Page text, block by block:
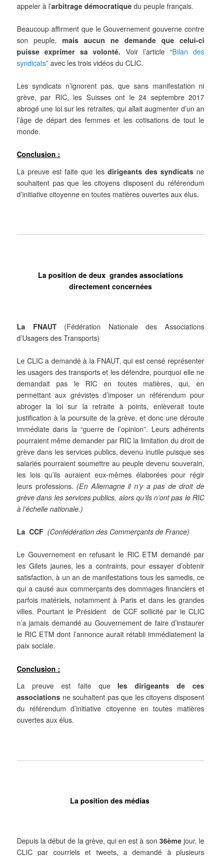
appeler à l’arbitrage démocratiquedu peuple français.
Beaucoup affirment que le Gouvernement gouverne contre
son peuple,mais aucun ne demande que celui-ci
puisse exprimer sa volonté. Voir l’article “Bilan des
syndicats” avec les trois vidéos du CLIC.
Les syndicats n’ignorent pas, que sans manifestation ni
grève, par RIC, les Suisses ont le 24 septembre 2017
abrogé une loi sur les retraites, qui allait augmenter d’un an
l’âge de départ des femmes et les cotisations de tout le
monde.
Conclusion :
La preuve est faite que les dirigeantsdes syndicatsne
souhaitent pas que les citoyens disposent du référendum
d’initiative citoyenne en toutes matières ouvertes aux élus.
La position de deux grandes associations
directement concernées
La FNAUT (Fédération Nationale des Associations
d’Usagers des Transports)
Le CLIC a demandé à la FNAUT, qui est censé représenter
les usagers des transports et les défendre, pourquoi elle ne
demandait pas le RIC en toutes matières, qui, en
permettant aux grévistes d’imposer un référendum pour
abroger la loi sur la retraite à points, enlèverait toute
justification à la poursuite de la grève, et donc une déroute
immédiate dans la “guerre de l’opinion”. Leurs adhérents
pourraient même demander par RIC la limitation du droit de
grève dans les services publics, devenu inutile puisque ses
salariés pourraient soumettre au peuple devenu souverain,
les lois qu’ils auraient eux-mêmesélaborées pour régir
leurs professions. (En Allemagne il n’y a pas de droit de
grève dans les services publics, alors qu’ils n’ont pas le RIC
à l’échelle nationale.)
La CCF (Confédération des Commerçants de France)
Le Gouvernement en refusant le RIC ETM demandé par
les Gilets jaunes, les a contraints, pour essayer d’obtenir
satisfaction, à un an de manifestations tous les samedis, ce
qui a causé aux commerçants des dommages financiers et
parfois matériels, notamment à Paris et dans les grandes
villes. Pourtant le Président de CCF sollicité par le CLIC
n’a jamais demandé au Gouvernement de faire d’instaurer
le RIC ETM dont l’annonce aurait rétabli immédiatement la
paix sociale.
Conclusion :
La preuve est faite que les dirigeants de ces
associations ne souhaitent pas que les citoyens disposent
du référendum d’initiative citoyenne en toutes matières
ouvertes aux élus.
La position des médias
Depuis la début de la grève, qui en est à son 36èmejour, le
CLIC par courriels et tweets, a demandé à plusieurs